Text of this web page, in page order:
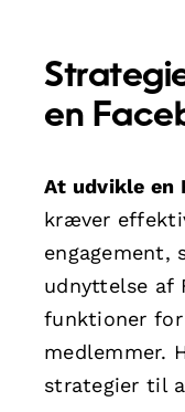
en
At udvikle en
kræver
engagement,
udnyttelse af
funktioner
medlemmer.
strategier til